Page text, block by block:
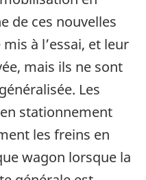
de ces nouvelles
à l’essai, et leur
mais ils ne sont
Les
stationnement
les freins en
wagon lorsque la